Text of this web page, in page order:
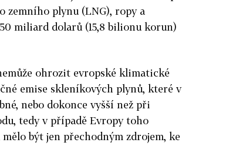
zemního plynu (LNG), ropy a
miliard dolarů (15,8 bilionu korun)
ohrozit evropské klimatické
emise skleníkových plynů, které v
nebo dokonce vyšší než při
tedy v případě Evropy toho
být jen přechodným zdrojem, ke